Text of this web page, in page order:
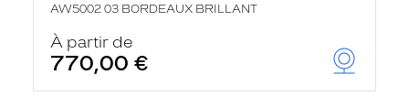
AW5002 03 BORDEAUX BRILLANT
À partir de
770,00 €